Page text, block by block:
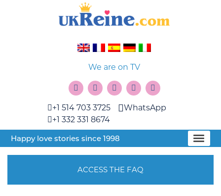
We are on TV
+1 514 703 3725
+1 332 331 8674
WhatsApp
Happy love stories since 1998
ACCESS THE FAQ